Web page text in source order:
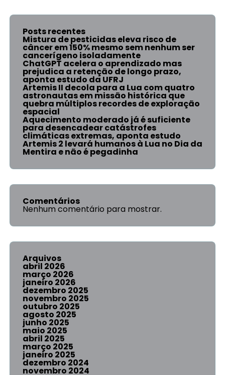
Posts recentes
Mistura de pesticidas eleva risco de
câncer em 150% mesmo sem nenhum ser
cancerígeno isoladamente
ChatGPT acelera o aprendizado mas
prejudica a retenção de longo prazo,
aponta estudo da UFRJ
Artemis II decola para a Lua com quatro
astronautas em missão histórica que
quebra múltiplos recordes de exploração
espacial
Aquecimento moderado já é suficiente
para desencadear catástrofes
climáticas extremas, aponta estudo
Artemis 2 levará humanos à Lua no Dia da
Mentira e não é pegadinha
Comentários
Nenhum comentário para mostrar.
Arquivos
abril 2026
março 2026
janeiro 2026
dezembro 2025
novembro 2025
outubro 2025
agosto 2025
junho 2025
maio 2025
abril 2025
março 2025
janeiro 2025
dezembro 2024
novembro 2024